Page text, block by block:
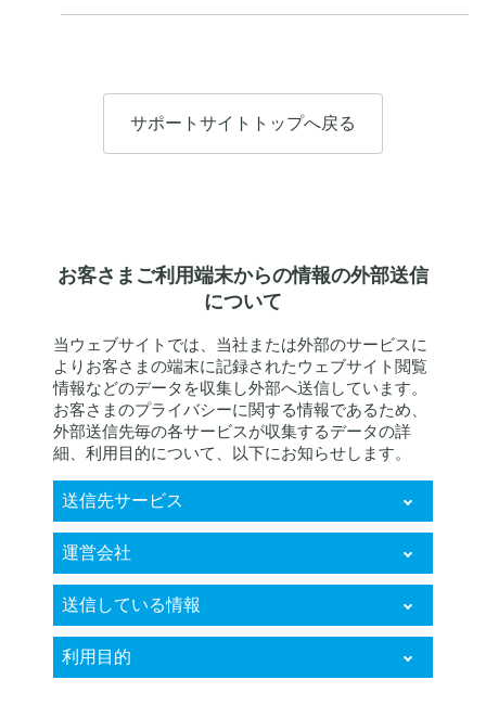
サポートサイトトップへ戻る
お客さまご利用端末からの情報の外部送信
について
当ウェブサイトでは、当社または外部のサービスに
よりお客さまの端末に記録されたウェブサイト閲覧
情報などのデータを収集し外部へ送信しています。
お客さまのプライバシーに関する情報であるため、
外部送信先毎の各サービスが収集するデータの詳
細、利用目的について、以下にお知らせします。
送信先サービス
KARTE RightSupport
運営会社
株式会社プレイド
送信している情報
お客様個人に関するデータ
（クッキー、IPアドレス情報、ウェブサイ
利用目的